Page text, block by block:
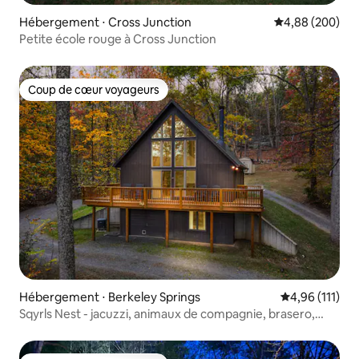
Hébergement ⋅ Cross Junction Évaluation
4,88 (200)
Petite école rouge à Cross Junction
Coup de cœur voyageurs
Coup de cœur voyageurs
Hébergement ⋅ Berkeley Springs Évaluation
4,96 (111)
Sqyrls Nest - jacuzzi, animaux de compagnie, brasero,